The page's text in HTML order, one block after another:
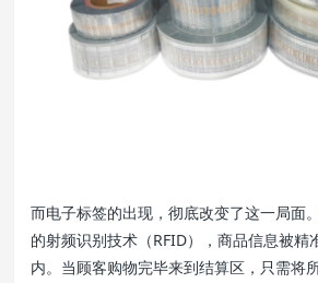
而电子标签的出现，彻底改变了这一局面。
的射频识别技术（RFID），商品信息被精
内。当顾客购物完毕来到结算区，只需将